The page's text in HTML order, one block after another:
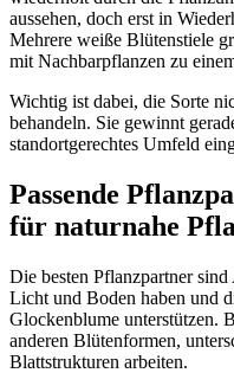
aussehen, doch erst in
Mehrere weiße Blütenstiele
mit Nachbarpflanzen zu
Wichtig ist dabei, die Sorte
behandeln. Sie gewinnt
standortgerechtes Umfeld
Passende
für naturnahe
Die besten Pflanzpartner
Licht und Boden haben und
Glockenblume unterstützen.
anderen Blütenformen,
Blattstrukturen arbeiten.